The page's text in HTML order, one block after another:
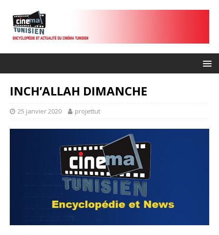
INCH’ALLAH DIMANCHE
25 janvier 2020 projettut